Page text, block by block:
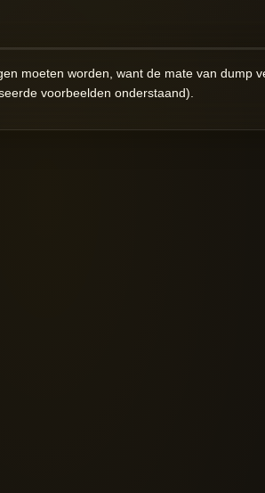
moeten worden, want de mate van dump
voorbeelden onderstaand).